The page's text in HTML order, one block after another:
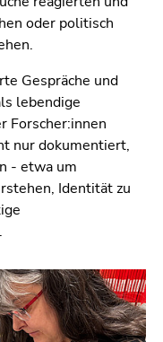
oder politisch
Gespräche und
lebendige
Forscher:innen
nur dokumentiert,
- etwa um
Identität zu